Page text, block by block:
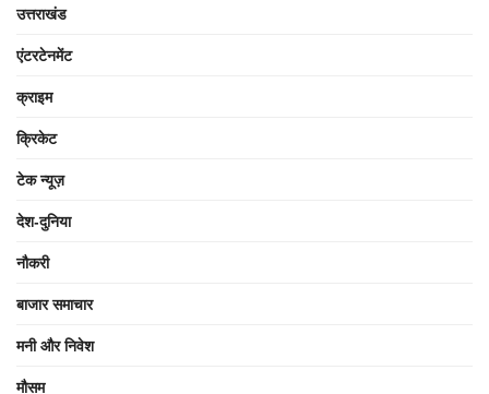
उत्तराखंड
एंटरटेनमेंट
क्राइम
क्रिकेट
टेक न्यूज़
देश-दुनिया
नौकरी
बाजार समाचार
मनी और निवेश
मौसम